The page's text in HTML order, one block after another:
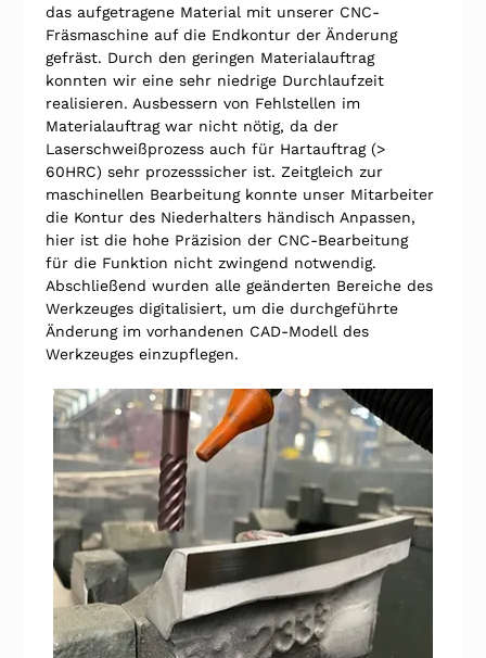
das aufgetragene Material mit unserer CNC-
Fräsmaschine auf die Endkontur der Änderung
gefräst. Durch den geringen Materialauftrag
konnten wir eine sehr niedrige Durchlaufzeit
realisieren. Ausbessern von Fehlstellen im
Materialauftrag war nicht nötig, da der
Laserschweißprozess auch für Hartauftrag (>
60HRC) sehr prozesssicher ist. Zeitgleich zur
maschinellen Bearbeitung konnte unser Mitarbeiter
die Kontur des Niederhalters händisch Anpassen,
hier ist die hohe Präzision der CNC-Bearbeitung
für die Funktion nicht zwingend notwendig.
Abschließend wurden alle geänderten Bereiche des
Werkzeuges digitalisiert, um die durchgeführte
Änderung im vorhandenen CAD-Modell des
Werkzeuges einzupflegen.